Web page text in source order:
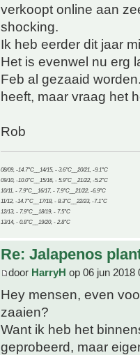
verkoopt online aan
shocking.
Ik heb eerder dit jaar
Het is evenwel nu erg
Feb al gezaaid
heeft, maar vraag het
Rob
08/09, -14.7°C__14/15, - 3.6°C__20/21, -9.1°C
09/10, -10.0°C__15/16, - 5.9°C__21/22, -5.2°C
10/11, - 7.9°C__16/17, - 7.9°C__21/22, -6.9°C
11/12, -14.7°C__17/18, - 8.3°C__22/23, -7.1°C
12/13, - 7.9°C__18/19, - 7.5°C
13/14, - 0.8°C__19/20, - 2.8°C
Re: Jalapenos
door HarryH op 06 jun 2018
Hey mensen, even
zaaien?
Want ik heb het
geprobeerd, maar